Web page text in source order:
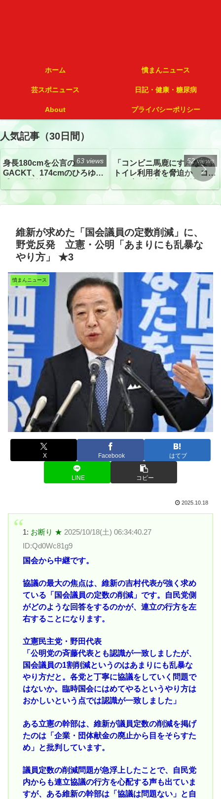
ホーム 憤まんニュース
芸スポニュース 日記・健康・糖尿病
About プライバシーポリシー
人気記事（30日間）
身長180cmを公言の
GACKT、174cmのひろゆき
トざわつき イベントでの写
真が話題
63 views
「コンビニ馬鹿にすんなよ」
トイレ利用者を脅迫か コン
52 views
維新が求めた「国会議員の定数削減」に、
野党反発 立憲・公明「あまりにも乱暴な
やり方」 ★3
憤まんニュース
X Facebook はてブ
LINE コピー
2025.10.18
1: お断り ★ 2025/10/18(土) 06:34:40.27
ID:Qd0Wc81g9
国会から中継です。
協議の最大の焦点は、維新の吉村代表が強く求め
ている「国会議員の定数の削減」です。自民党側
がどのような回答をするのかが、連立の行方を左
右することになります。
立憲民主党・野田代表
「公明党の斉藤代表とも認識が一致しましたが、
国会議員の1割削減というのはあまりにも乱暴な
やり方だと。各党と丁寧に協議をしていく問題で
はないか。臨時国会にはめてやるというやり方は
おかしいという点では認識が一致しました」
ある立憲の幹部は、維新が議員定数の削減を掲げ
たのは「企業・団体献金の廃止から目をそらすた
め」と批判しています。
議員定数の削減問題が急浮上したことで、自民党
内からも連立協議の行方を心配する声も出ていま
すが、ある維新の幹部は「協議は問題ない」と自